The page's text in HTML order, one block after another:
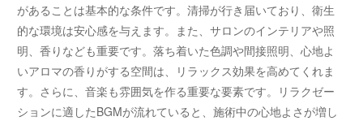
があることは基本的な条件です。清掃が行き届いており、衛生
的な環境は安心感を与えます。また、サロンのインテリアや照
明、香りなども重要です。落ち着いた色調や間接照明、心地よ
いアロマの香りがする空間は、リラックス効果を高めてくれま
す。さらに、音楽も雰囲気を作る重要な要素です。リラクゼー
ションに適したBGMが流れていると、施術中の心地よさが増し